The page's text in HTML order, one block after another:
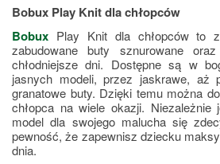
Bobux Play Knit dla chłopców
Bobux Play Knit dla chłopców to
zabudowane buty sznurowane
chłodniejsze dni. Dostępne są w
jasnych modeli, przez jaskrawe, aż
granatowe buty. Dzięki temu można
chłopca na wiele okazji.
model dla swojego malucha się
pewność, że zapewnisz dziecku
dnia.